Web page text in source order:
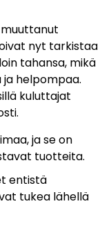
nyt tarkistaa
tahansa, mikä
helpompaa.
kuluttajat
ja se on
tuotteita.
entistä
tukea lähellä